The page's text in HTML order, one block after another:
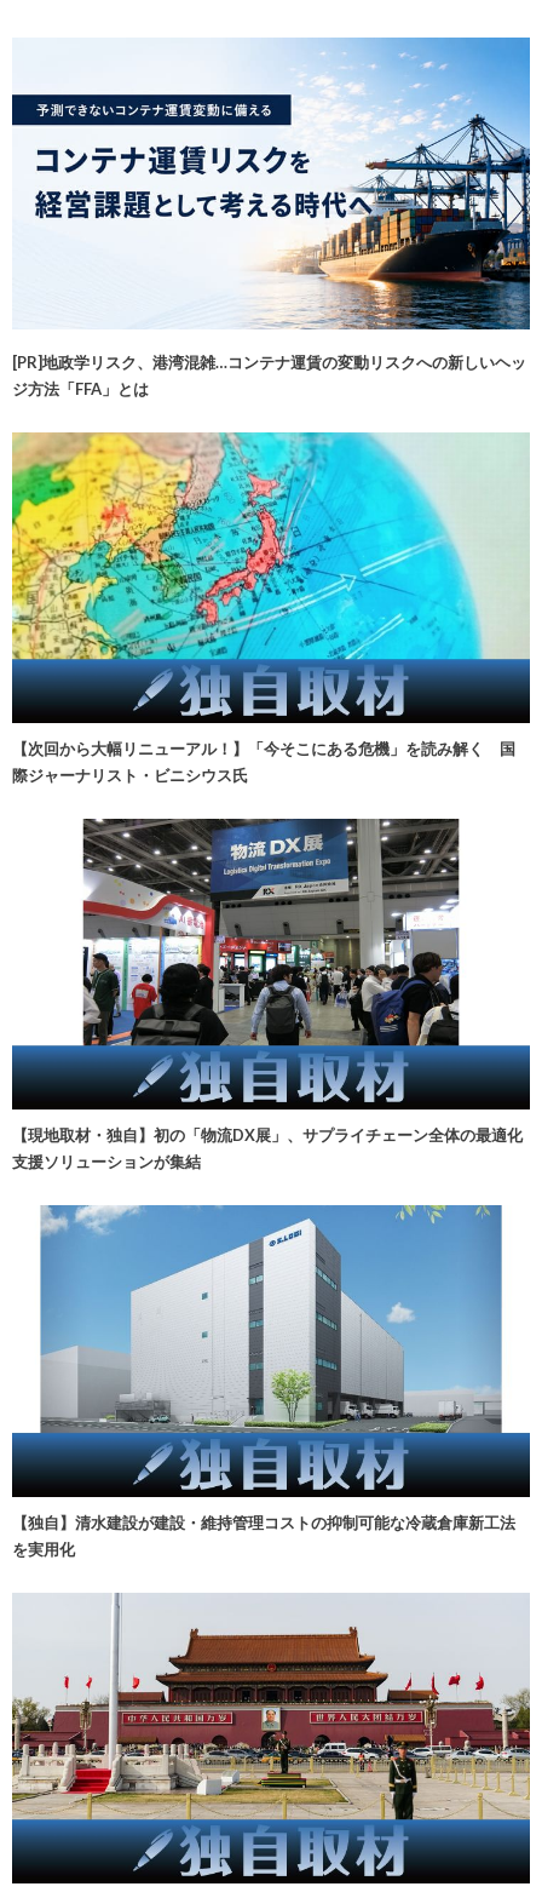
[PR]地政学リスク、港湾混雑…コンテナ運賃の変動リスクへの新しいヘッ
ジ方法「FFA」とは
【次回から大幅リニューアル！】「今そこにある危機」を読み解く 国
際ジャーナリスト・ビニシウス氏
【現地取材・独自】初の「物流DX展」、サプライチェーン全体の最適化
支援ソリューションが集結
【独自】清水建設が建設・維持管理コストの抑制可能な冷蔵倉庫新工法
を実用化